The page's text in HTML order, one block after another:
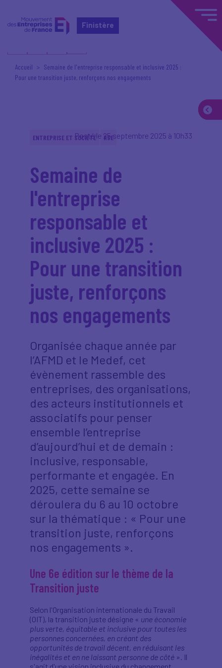
Finistère
Accueil
Semaine de l'entreprise responsable et inclusive 2025 :
Pour une transition juste, renforçons nos engagements
Posté le 25 septembre 2025 à 10h33
ENTREPRISE ET SOCIÉTÉ RSE
Semaine de
l'entreprise
responsable et
inclusive 2025 :
Pour une transition
juste, renforçons
nos engagements
Organisée chaque année par
l’AFMD et le Medef, cet
évènement rassemble des
entreprises, des organisations,
des acteurs institutionnels et
associatifs pour penser
ensemble l’entreprise
d’aujourd’hui et de demain :
inclusive, responsable,
performante et engagée. En
2025, cette semaine se
déroulera du 6 au 10 octobre
sur la thématique : « Pour une
transition juste, renforçons
nos engagements ».
Une 6e édition sur le thème de la
Transition juste
Selon l'Organisation internationale du Travail
(OIT), la transition juste désigne « une économie
plus verte, équitable et inclusive pour toutes les
personnes concernées, en créant des
opportunités de travail décent, en réduisant les
inégalités et en ne laissant personne de côté ». Il